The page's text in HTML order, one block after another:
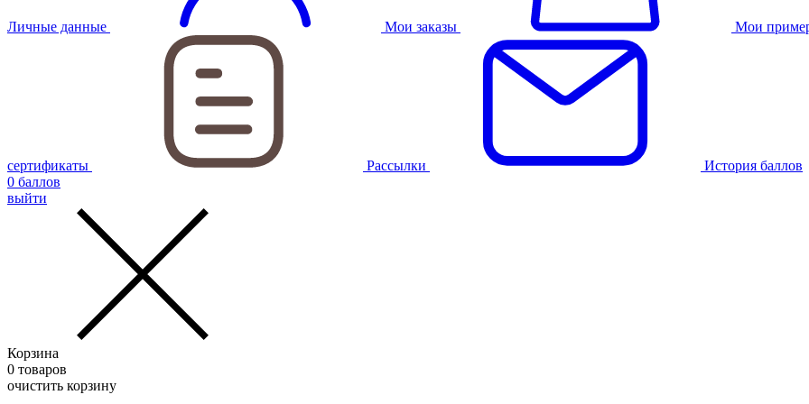
Личные данные Мои заказы Мои
сертификаты Рассылки
История баллов
0 баллов
выйти
Корзина
0 товаров
очистить корзину